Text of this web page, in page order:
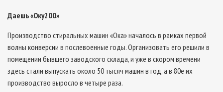
Даешь «Оку­200»
Производство стиральных машин «Ока» началось в рамках первой
волны конверсии в послевоенные годы. Организовать его решили в
помещении бывшего заводского склада, и уже в скором времени
здесь стали выпускать около 50 тысяч машин в год, а в 80­е их
производство выросло в четыре раза.